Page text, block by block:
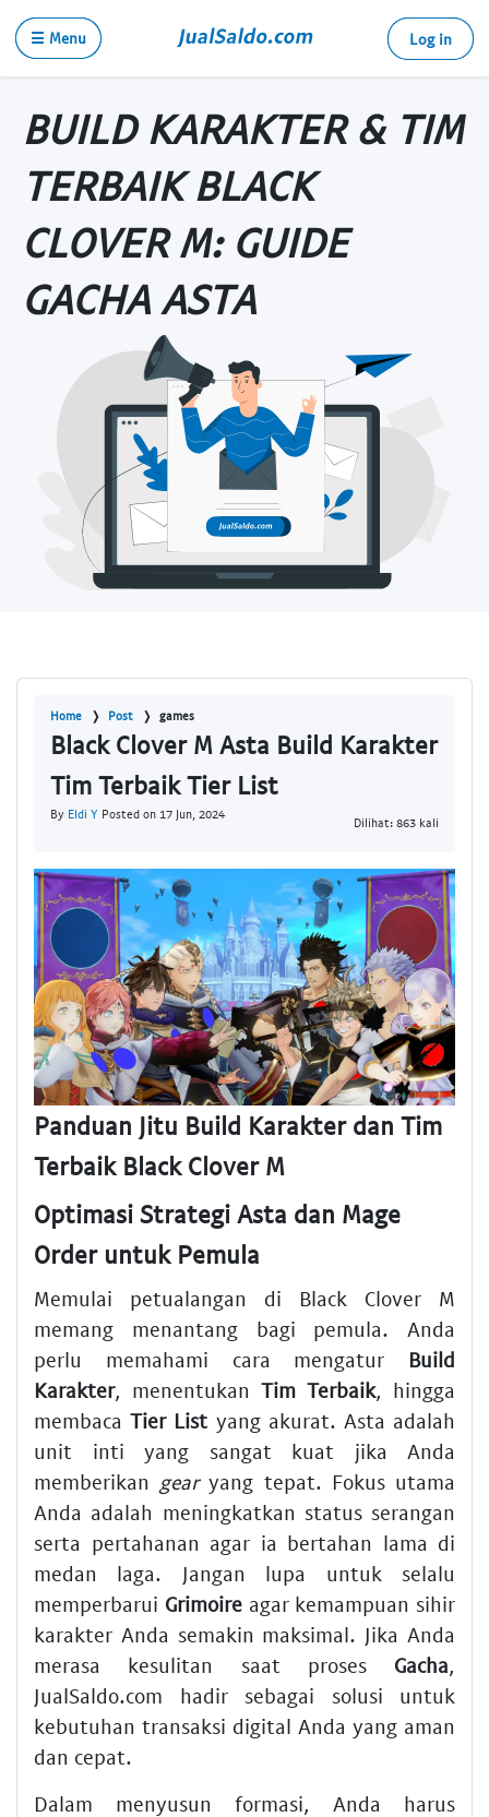
☰ Menu Log in
BUILD KARAKTER & TIM
TERBAIK BLACK
CLOVER M: GUIDE
GACHA ASTA
Home Post games
Black Clover M Asta Build Karakter
Tim Terbaik Tier List
By Eldi Y Posted on 17 Jun, 2024
Dilihat: 863 kali
Panduan Jitu Build Karakter dan Tim
Terbaik Black Clover M
Optimasi Strategi Asta dan Mage
Order untuk Pemula
Memulai petualangan di Black Clover M
memang menantang bagi pemula. Anda
perlu memahami cara mengatur Build
Karakter, menentukan Tim Terbaik, hingga
membacaTier List yang akurat. Asta adalah
unit inti yang sangat kuat jika Anda
memberikan gearyang tepat. Fokus utama
Anda adalah meningkatkan status serangan
serta pertahanan agar ia bertahan lama di
medan laga. Jangan lupa untuk selalu
memperbarui Grimoireagar kemampuan sihir
karakter Anda semakin maksimal. Jika Anda
merasa kesulitan saat proses Gacha,
JualSaldo.com hadir sebagai solusi untuk
kebutuhan transaksi digital Anda yang aman
dan cepat.
Dalam menyusun formasi, Anda harus